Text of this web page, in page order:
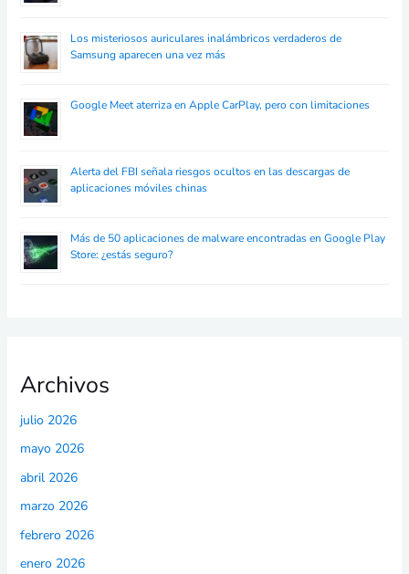
Los misteriosos auriculares inalámbricos verdaderos de
Samsung aparecen una vez más
Google Meet aterriza en Apple CarPlay, pero con limitaciones
Alerta del FBI señala riesgos ocultos en las descargas de
aplicaciones móviles chinas
Más de 50 aplicaciones de malware encontradas en Google Play
Store: ¿estás seguro?
Archivos
julio 2026
mayo 2026
abril 2026
marzo 2026
febrero 2026
enero 2026